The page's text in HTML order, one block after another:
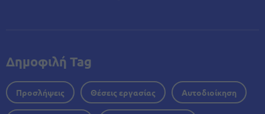
Δημοφιλή Tag
Προσλήψεις Θέσεις εργασίας Αυτοδιοίκηση